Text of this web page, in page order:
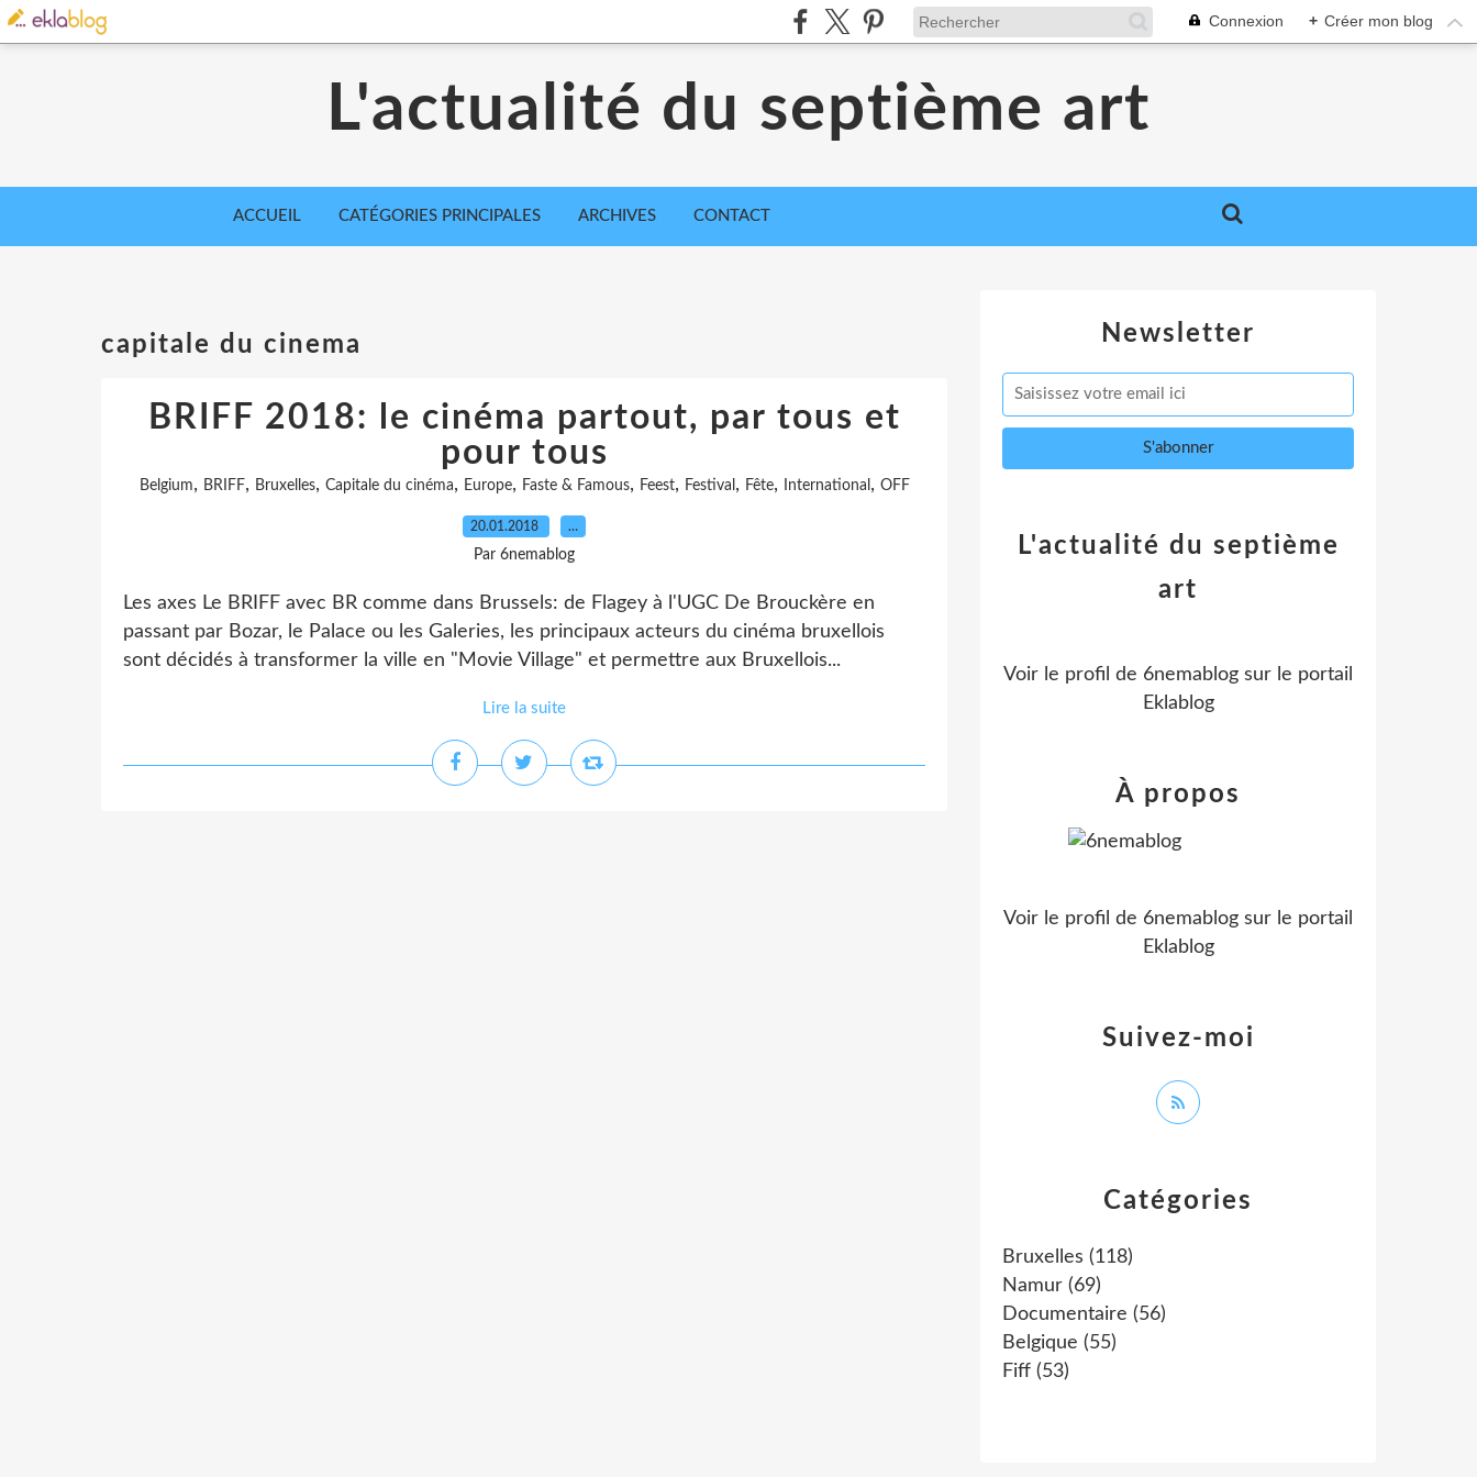
Connexion + Créer mon blog
L'actualité du septième art
ACCUEIL CATÉGORIES PRINCIPALES ARCHIVES CONTACT
capitale du cinema
BRIFF 2018: le cinéma partout, par tous et
pour tous
Belgium, BRIFF, Bruxelles, Capitale du cinéma, Europe, Faste & Famous, Feest, Festival , Fête, International , OFF
20.01.2018 …
Par 6nemablog
Les axes Le BRIFF avec BR comme dans Brussels: de Flagey à l'UGC De Brouckère en
passant par Bozar, le Palace ou les Galeries, les principaux acteurs du cinéma bruxellois
sont décidés à transformer la ville en "Movie Village" et permettre aux Bruxellois...
Lire la suite
Newsletter
Catégories
Bruxelles (118)
Namur (69)
Documentaire (56)
Belgique (55)
Fiff (53)
L'actualité du septième
art
Voir le profil de 6nemablog sur le portail
Eklablog
Suivez-moi
À propos
Voir le profil de 6nemablog sur le portail
Eklablog